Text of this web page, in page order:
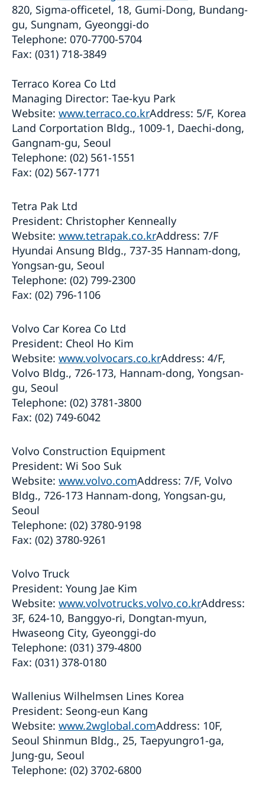
820, Sigma-officetel, 18, Gumi-Dong, Bundang-
gu, Sungnam, Gyeonggi-do
Telephone: 070-7700-5704
Fax: (031) 718-3849
Terraco Korea Co Ltd
Managing Director: Tae-kyu Park
Website: www.terraco.co.krAddress: 5/F, Korea
Land Corportation Bldg., 1009-1, Daechi-dong,
Gangnam-gu, Seoul
Telephone: (02) 561-1551
Fax: (02) 567-1771
Tetra Pak Ltd
President: Christopher Kenneally
Website: www.tetrapak.co.krAddress: 7/F
Hyundai Ansung Bldg., 737-35 Hannam-dong,
Yongsan-gu, Seoul
Telephone: (02) 799-2300
Fax: (02) 796-1106
Volvo Car Korea Co Ltd
President: Cheol Ho Kim
Website: www.volvocars.co.krAddress: 4/F,
Volvo Bldg., 726-173, Hannam-dong, Yongsan-
gu, Seoul
Telephone: (02) 3781-3800
Fax: (02) 749-6042
Volvo Construction Equipment
President: Wi Soo Suk
Website: www.volvo.comAddress: 7/F, Volvo
Bldg., 726-173 Hannam-dong, Yongsan-gu,
Seoul
Telephone: (02) 3780-9198
Fax: (02) 3780-9261
Volvo Truck
President: Young Jae Kim
Website: www.volvotrucks.volvo.co.krAddress:
3F, 624-10, Banggyo-ri, Dongtan-myun,
Hwaseong City, Gyeonggi-do
Telephone: (031) 379-4800
Fax: (031) 378-0180
Wallenius Wilhelmsen Lines Korea
President: Seong-eun Kang
Website: www.2wglobal.comAddress: 10F,
Seoul Shinmun Bldg., 25, Taepyungro1-ga,
Jung-gu, Seoul
Telephone: (02) 3702-6800